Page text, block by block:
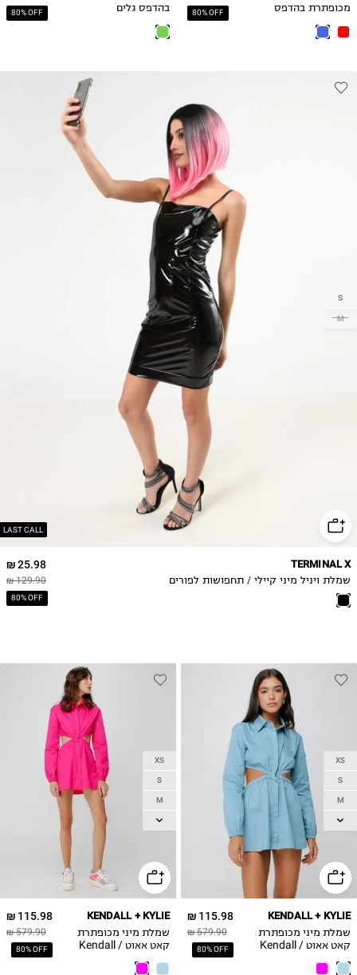
80% OFF
מכופתרת בהדפס
80% OFF
בהדפס גלים
LAST CALL
S
M
25.98 ₪
129.90 ₪
80% OFF
TERMINAL X
שמלת ויניל מיני קיילי / תחפושות לפורים
XS
S
M
L
115.98 ₪
579.90 ₪
80% OFF
KENDALL + KYLIE
שמלת מיני מכופתרת
קאט אאוט / Kendall
XS
S
M
L
115.98 ₪
579.90 ₪
80% OFF
KENDALL + KYLIE
שמלת מיני מכופתרת
קאט אאוט / Kendall